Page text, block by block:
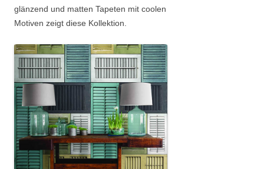
glänzend und matten Tapeten mit coolen
Motiven zeigt diese Kollektion.